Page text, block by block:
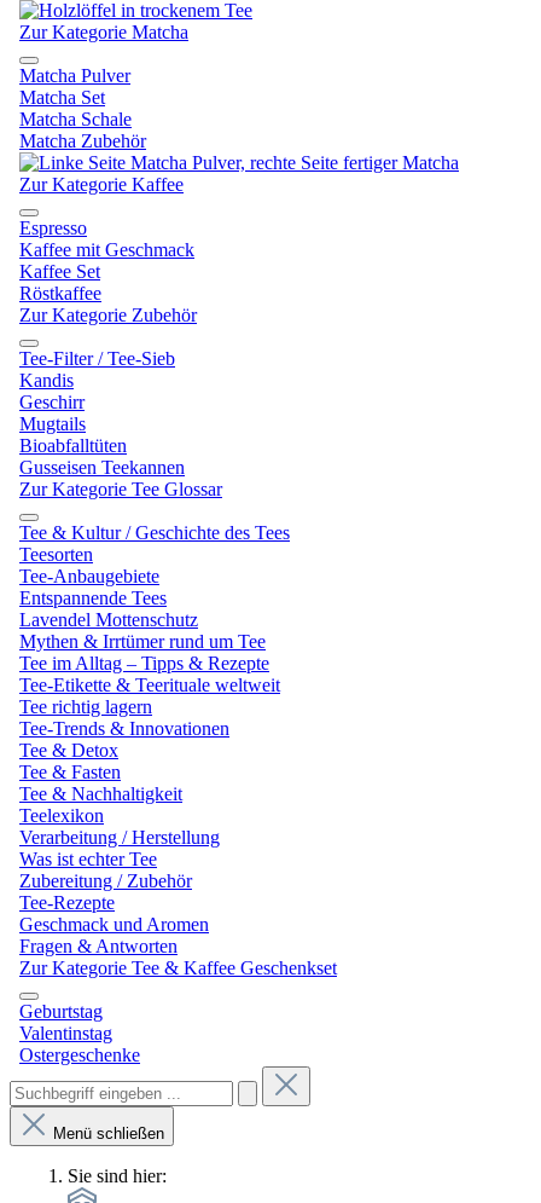
Zur Kategorie Matcha
Matcha Pulver
Matcha Set
Matcha Schale
Matcha Zubehör
Zur Kategorie Kaffee
Espresso
Kaffee mit Geschmack
Kaffee Set
Röstkaffee
Zur Kategorie Zubehör
Tee-Filter / Tee-Sieb
Kandis
Geschirr
Mugtails
Bioabfalltüten
Gusseisen Teekannen
Zur Kategorie Tee Glossar
Tee & Kultur / Geschichte des Tees
Teesorten
Tee-Anbaugebiete
Entspannende Tees
Lavendel Mottenschutz
Mythen & Irrtümer rund um Tee
Tee im Alltag – Tipps & Rezepte
Tee-Etikette & Teerituale weltweit
Tee richtig lagern
Tee-Trends & Innovationen
Tee & Detox
Tee & Fasten
Tee & Nachhaltigkeit
Teelexikon
Verarbeitung / Herstellung
Was ist echter Tee
Zubereitung / Zubehör
Tee-Rezepte
Geschmack und Aromen
Fragen & Antworten
Zur Kategorie Tee & Kaffee Geschenkset
Geburtstag
Valentinstag
Ostergeschenke
Menü schließen
Sie sind hier: